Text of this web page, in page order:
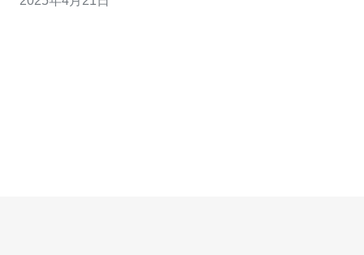
性。 新加坡至重庆的VPS专线连接具有多个优点。首先，